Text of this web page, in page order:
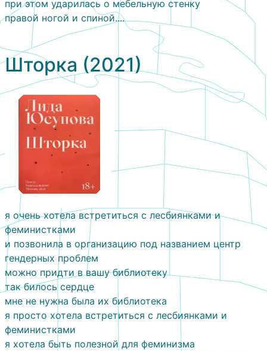
при этом ударилась о мебельную стенку
правой ногой и спиной....
Шторка (2021)
я очень хотела встретиться с лесбиянками и
феминистками
и позвонила в организацию под названием центр
гендерных проблем
можно придти в вашу библиотеку
так билось сердце
мне не нужна была их библиотека
я просто хотела встретиться с лесбиянками и
феминистками
я хотела быть полезной для феминизма